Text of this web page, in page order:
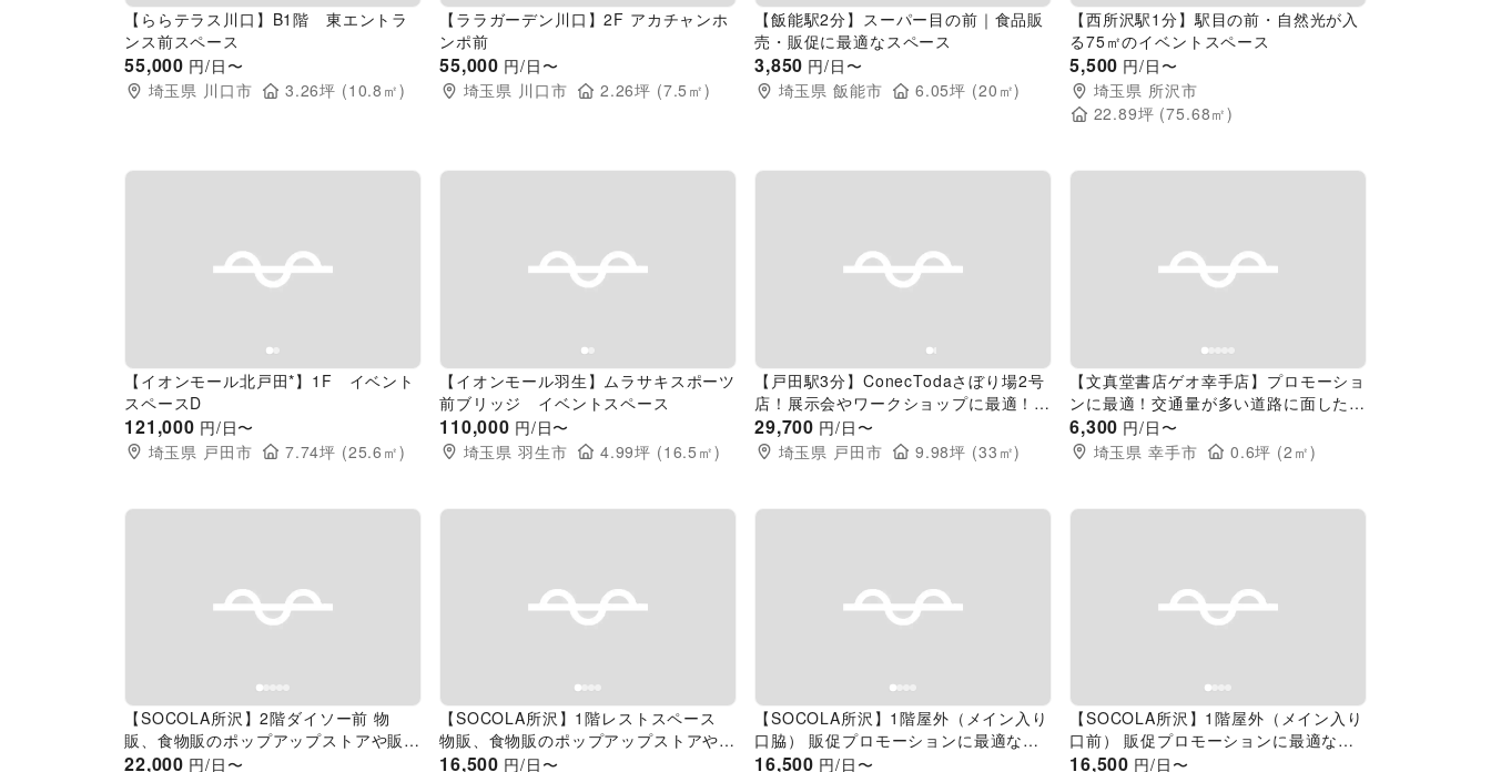
【ららテラス川口】B1階 東エントラ
ンス前スペース
55,000 円/日〜
埼玉県 川口市 3.26坪 (10.8 ㎡)
【ララガーデン川口】2F アカチャンホ
ンポ前
55,000 円/日〜
埼玉県 川口市 2.26坪 (7.5 ㎡)
【飯能駅2分】スーパー目の前｜食品販
売・販促に最適なスペース
3,850 円/日〜
埼玉県 飯能市 6.05坪 (20 ㎡)
【西所沢駅1分】駅目の前・自然光が入
る75㎡のイベントスペース
5,500 円/日〜
埼玉県 所沢市
22.89坪 (75.68㎡)
Previous slide
【イオンモール北戸田*】1F イベント
スペースD
121,000 円/日〜
埼玉県 戸田市 7.74坪 (25.6 ㎡)
Previous slide
【イオンモール羽生】ムラサキスポーツ
前ブリッジ イベントスペース
110,000 円/日〜
埼玉県 羽生市 4.99坪 (16.5 ㎡)
Previous slide
【戸田駅3分】ConecTodaさぼり場2号
店！展示会やワークショップに最適！白
壁でシンプルなイベントスペース
29,700 円/日〜
埼玉県 戸田市 9.98坪 (33 ㎡)
Previous slide
【文真堂書店ゲオ幸手店】プロモーショ
ンに最適！交通量が多い道路に面した書
店の風除室スぺース
6,300 円/日〜
埼玉県 幸手市 0.6坪 (2 ㎡)
Previous slide
【SOCOLA所沢】2階ダイソー前 物
販、食物販のポップアップストアや販促
プロモーションに最適な催事イベントス
22,000 円/日〜
Previous slide
【SOCOLA所沢】1階レストスペース
物販、食物販のポップアップストアや販
促プロモーションに最適な催事イベント
16,500 円/日〜
Previous slide
【SOCOLA所沢】1階屋外（メイン入り
口脇） 販促プロモーションに最適な催
事イベントスペース
16,500 円/日〜
Previous slide
【SOCOLA所沢】1階屋外（メイン入り
口前） 販促プロモーションに最適な催
事イベントスペース
16,500 円/日〜